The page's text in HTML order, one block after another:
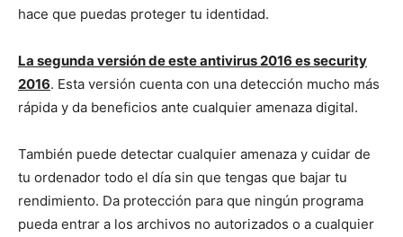
hace que puedas proteger tu identidad.
La segunda versión de este antivirus 2016 es security
2016. Esta versión cuenta con una detección mucho más
rápida y da beneficios ante cualquier amenaza digital.
También puede detectar cualquier amenaza y cuidar de
tu ordenador todo el día sin que tengas que bajar tu
rendimiento. Da protección para que ningún programa
pueda entrar a los archivos no autorizados o a cualquier